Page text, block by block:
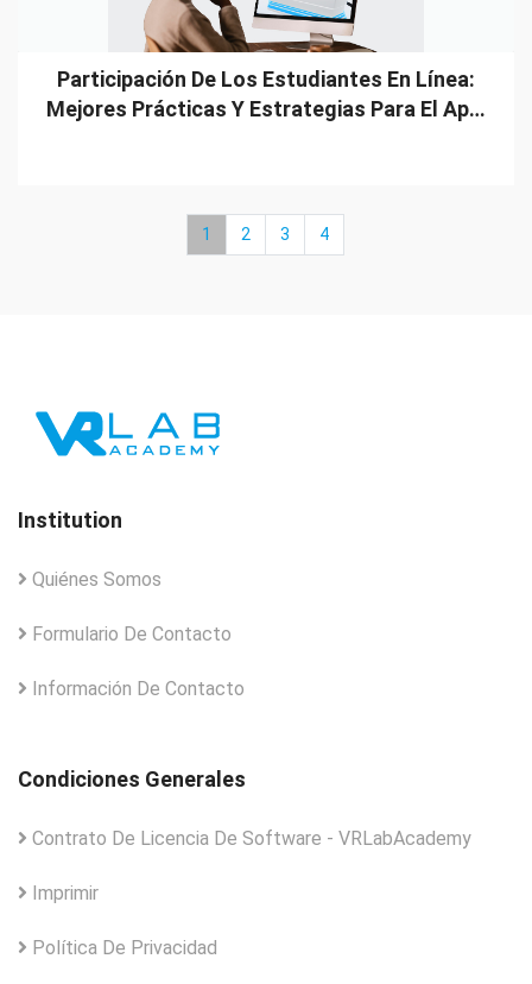
Participación De Los Estudiantes En Línea:
Mejores Prácticas Y Estrategias Para El Ap…
1 2 3 4
Institution
Quiénes Somos
Formulario De Contacto
Información De Contacto
Condiciones Generales
Contrato De Licencia De Software - VRLabAcademy
Imprimir
Política De Privacidad